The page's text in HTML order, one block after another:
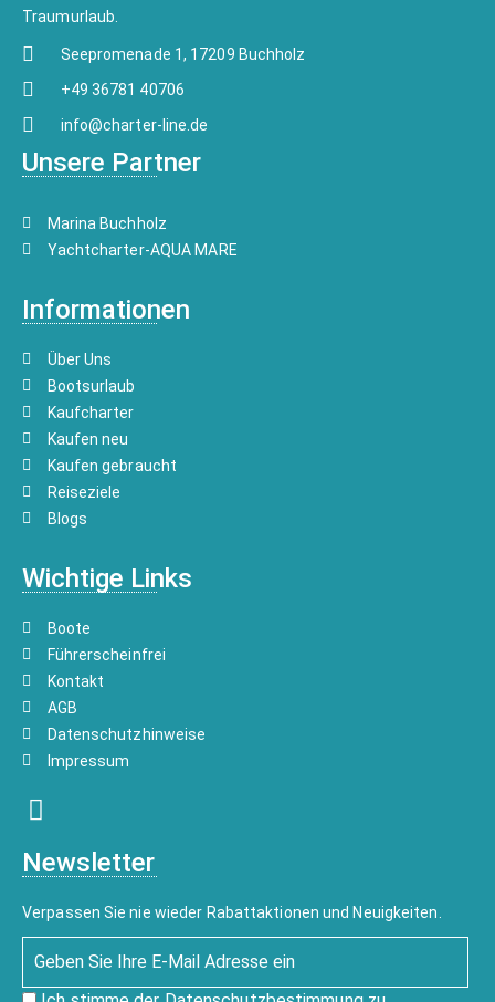
Traumurlaub.
Seepromenade 1, 17209 Buchholz
+49 36781 40706
info@charter-line.de
Unsere Partner
Marina Buchholz
Yachtcharter-AQUA MARE
Informationen
Über Uns
Bootsurlaub
Kaufcharter
Kaufen neu
Kaufen gebraucht
Reiseziele
Blogs
Wichtige Links
Boote
Führerscheinfrei
Kontakt
AGB
Datenschutzhinweise
Impressum
Newsletter
Verpassen Sie nie wieder Rabattaktionen und Neuigkeiten.